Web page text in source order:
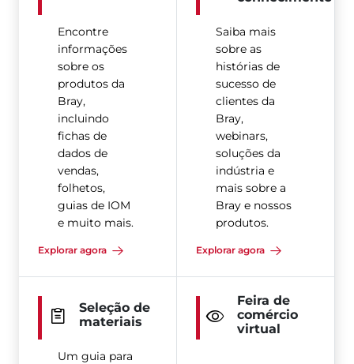
Encontre
informações
sobre os
produtos da
Bray,
incluindo
fichas de
dados de
vendas,
folhetos,
guias de IOM
e muito mais.
Explorar agora
Saiba mais
sobre as
histórias de
sucesso de
clientes da
Bray,
webinars,
soluções da
indústria e
mais sobre a
Bray e nossos
produtos.
Explorar agora
Seleção de
materiais
Um guia para
Feira de
comércio
virtual